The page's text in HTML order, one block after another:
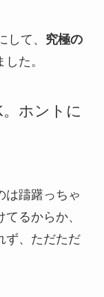
して、 究極の
た。
ホントに
は躊躇っちゃ
るからか、
ず、ただただ